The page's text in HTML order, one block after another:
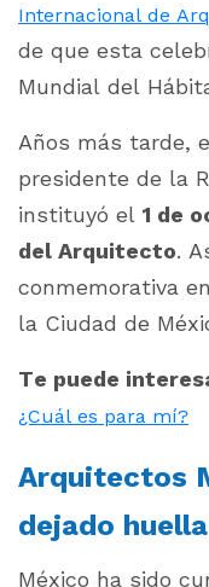
Internacional de
de que esta
Mundial del
Años más tarde,
presidente de la
instituyó el 1 de
del Arquitecto.
conmemorativa
la Ciudad de
Te puede
¿Cuál es para mí?
Arquitectos
dejado huella
México ha sido